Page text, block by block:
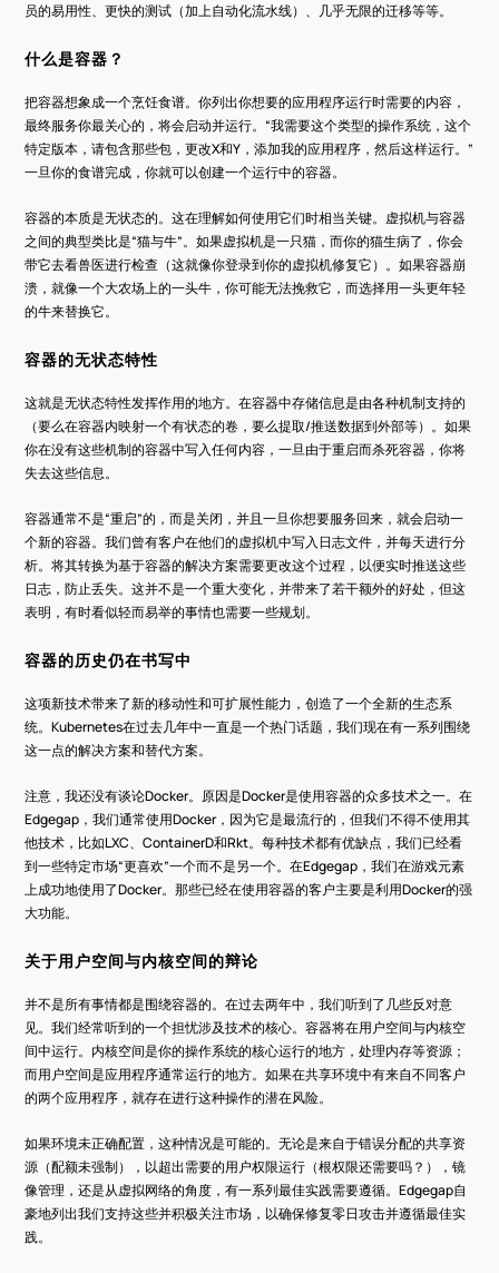
员的易用性、更快的测试（加上自动化流水线）、几乎无限的迁移等等。
什么是容器？
把容器想象成一个烹饪食谱。你列出你想要的应用程序运行时需要的内容，
最终服务你最关心的，将会启动并运行。“我需要这个类型的操作系统，这个
特定版本，请包含那些包，更改X和Y，添加我的应用程序，然后这样运行。”
一旦你的食谱完成，你就可以创建一个运行中的容器。
容器的本质是无状态的。这在理解如何使用它们时相当关键。虚拟机与容器
之间的典型类比是“猫与牛”。如果虚拟机是一只猫，而你的猫生病了，你会
带它去看兽医进行检查（这就像你登录到你的虚拟机修复它）。如果容器崩
溃，就像一个大农场上的一头牛，你可能无法挽救它，而选择用一头更年轻
的牛来替换它。
容器的无状态特性
这就是无状态特性发挥作用的地方。在容器中存储信息是由各种机制支持的
（要么在容器内映射一个有状态的卷，要么提取/推送数据到外部等）。如果
你在没有这些机制的容器中写入任何内容，一旦由于重启而杀死容器，你将
失去这些信息。
容器通常不是“重启”的，而是关闭，并且一旦你想要服务回来，就会启动一
个新的容器。我们曾有客户在他们的虚拟机中写入日志文件，并每天进行分
析。将其转换为基于容器的解决方案需要更改这个过程，以便实时推送这些
日志，防止丢失。这并不是一个重大变化，并带来了若干额外的好处，但这
表明，有时看似轻而易举的事情也需要一些规划。
容器的历史仍在书写中
这项新技术带来了新的移动性和可扩展性能力，创造了一个全新的生态系
统。Kubernetes在过去几年中一直是一个热门话题，我们现在有一系列围绕
这一点的解决方案和替代方案。
注意，我还没有谈论Docker。原因是Docker是使用容器的众多技术之一。在
Edgegap，我们通常使用Docker，因为它是最流行的，但我们不得不使用其
他技术，比如LXC、ContainerD和Rkt。每种技术都有优缺点，我们已经看
到一些特定市场“更喜欢”一个而不是另一个。在Edgegap，我们在游戏元素
上成功地使用了Docker。那些已经在使用容器的客户主要是利用Docker的强
大功能。
关于用户空间与内核空间的辩论
并不是所有事情都是围绕容器的。在过去两年中，我们听到了几些反对意
见。我们经常听到的一个担忧涉及技术的核心。容器将在用户空间与内核空
间中运行。内核空间是你的操作系统的核心运行的地方，处理内存等资源；
而用户空间是应用程序通常运行的地方。如果在共享环境中有来自不同客户
的两个应用程序，就存在进行这种操作的潜在风险。
如果环境未正确配置，这种情况是可能的。无论是来自于错误分配的共享资
源（配额未强制），以超出需要的用户权限运行（根权限还需要吗？），镜
像管理，还是从虚拟网络的角度，有一系列最佳实践需要遵循。Edgegap自
豪地列出我们支持这些并积极关注市场，以确保修复零日攻击并遵循最佳实
践。